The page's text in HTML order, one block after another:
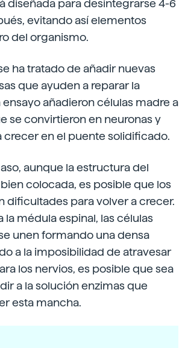
diseñada para desintegrarse 4-6
evitando así elementos
del organismo.
ha tratado de añadir nuevas
que ayuden a reparar la
ensayo añadieron células madre a
se convirtieron en neuronas y
crecer en el puente solidificado.
aunque la estructura del
colocada, es posible que los
dificultades para volver a crecer.
la médula espinal, las células
unen formando una densa
a la imposibilidad de atravesar
los nervios, es posible que sea
a la solución enzimas que
esta mancha.